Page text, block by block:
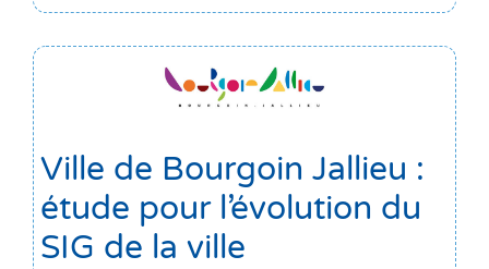
Ville de Bourgoin Jallieu :
étude pour l’évolution du
SIG de la ville